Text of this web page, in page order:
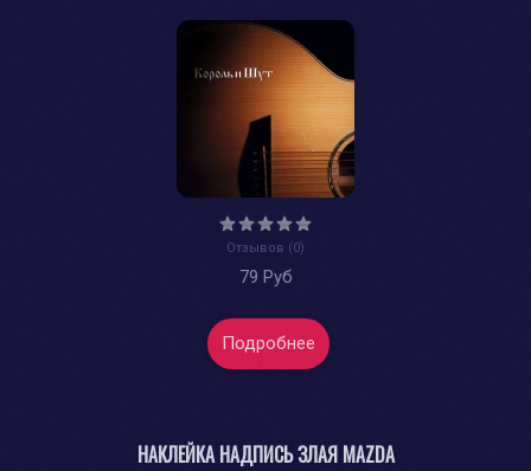
Отзывов (0)
79 Руб
Подробнее
НАКЛЕЙКА НАДПИСЬ ЗЛАЯ MAZDA